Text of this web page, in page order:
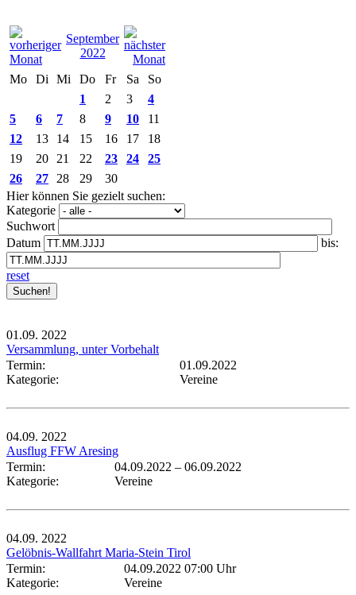
September
2022
Mo
Di Mi Do Fr Sa
So
1
2 3
4
5
6 7 8 9 10
11
12
13 14 15 16 17
18
19
20 21 22 23 24
25
26
27 28 29
30
Hier können Sie gezielt suchen:
Kategorie
Suchwort
Datum
bis:
reset
01.09. 2022
Versammlung, unter Vorbehalt
Termin:
01.09.2022
Kategorie:
Vereine
04.09. 2022
Ausflug FFW Aresing
Termin:
04.09.2022 – 06.09.2022
Kategorie:
Vereine
04.09. 2022
Gelöbnis-Wallfahrt Maria-Stein Tirol
Termin:
04.09.2022 07:00 Uhr
Kategorie:
Vereine